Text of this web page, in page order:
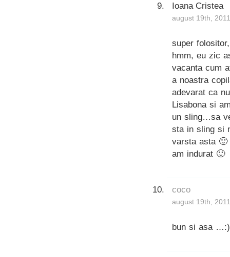
Ioana Cristea
august 19th,
super
hmm, eu zic
vacanta cum
a noastra
adevarat ca
Lisabona si
un sling…sa
sta in sling si
varsta asta
am indurat 🙂
coco
august 19th,
bun si asa